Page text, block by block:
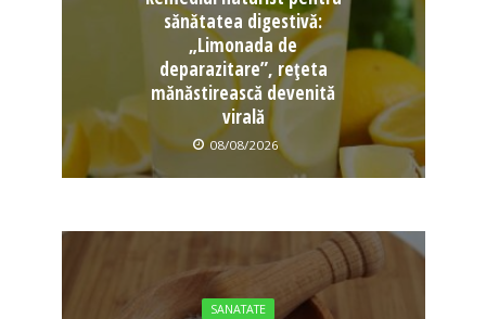
sănătatea digestivă:
„Limonada de
deparazitare”, rețeta
mănăstirească devenită
virală
08/08/2026
SANATATE